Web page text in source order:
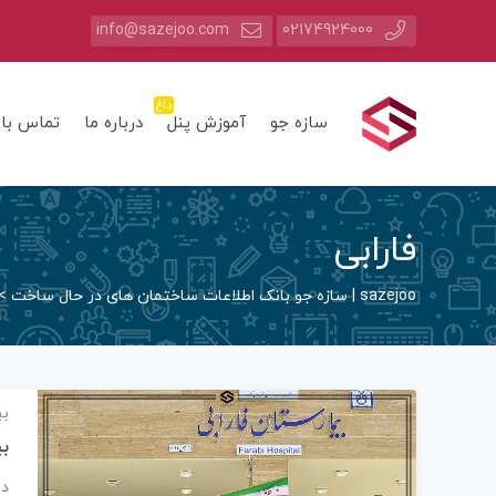
02174924000
info@sazejoo.com
سازه جو آموزش پنل
داغ
درباره ما تماس
فارابی
sazejoo | سازه جو بانک اطلاعات ساختمان های در حال ساخت